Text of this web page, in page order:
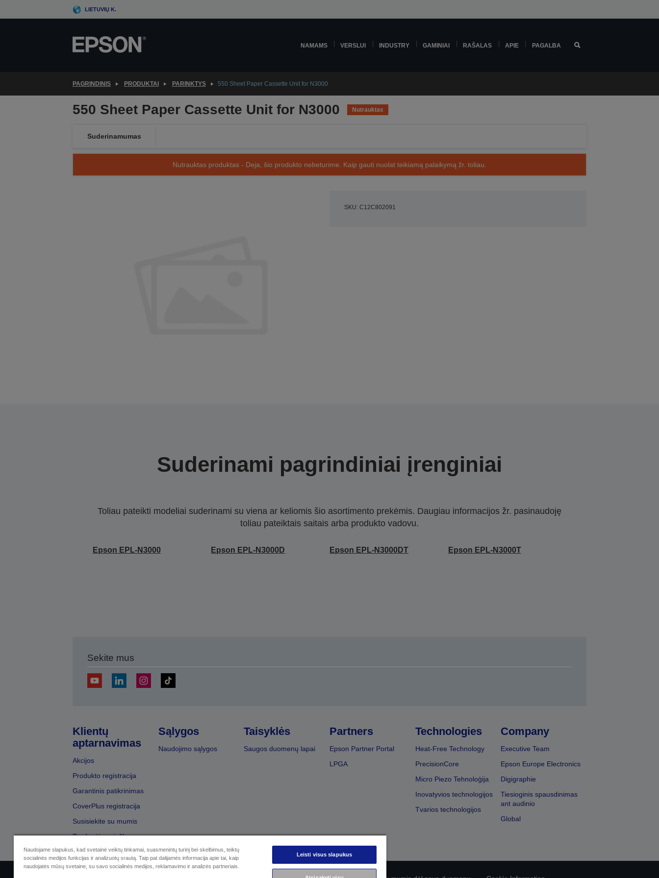
to
LIETUVIŲ K.
NAMAMS VERSLUI INDUSTRY GAMINIAI RAŠALAS APIE PAGALBA
PAGRINDINIS PRODUKTAI PARINKTYS 550 Sheet Paper Cassette Unit for N3000
550 Sheet Paper Cassette Unit for N3000 Nutrauktas
Suderinamumas
Nutrauktas produktas - Deja, šio produkto nebeturime. Kaip gauti nuolat teikiamą palaikymą žr. toliau.
SKU: C12C802091
Suderinami pagrindiniai įrenginiai
Toliau pateikti modeliai suderinami su viena ar keliomis šio asortimento prekėmis. Daugiau informacijos žr. pasinaudoję
toliau pateiktais saitais arba produkto vadovu.
Epson EPL-N3000 Epson EPL-N3000D Epson EPL-N3000DT Epson EPL-N3000T
Sekite mus
Klientų
aptarnavimas
Akcijos
Produkto registracija
Garantinis patikrinimas
CoverPlus registracija
Susisiekite su mumis
Pardavėjų paieška
Sąlygos
Naudojimo sąlygos
Taisyklės
Saugos duomenų lapai
Partners
Epson Partner Portal
LPGA
Technologies
Heat-Free Technology
PrecisionCore
Micro Piezo Tehnoloģija
Inovatyvios technologijos
Tvarios technologijos
Company
Executive Team
Epson Europe Electronics
Digigraphie
Tiesioginis spausdinimas
ant audinio
Global
Naudojame slapukus, kad svetainė veiktų tinkamai, suasmenintų turinį bei skelbimus, teiktų
socialinės medijos funkcijas ir analizuotų srautą. Taip pat dalijamės informacija apie tai, kaip
naudojatės mūsų svetaine, su savo socialinės medijos, reklamavimo ir analizės partneriais.
Leisti visus slapukus